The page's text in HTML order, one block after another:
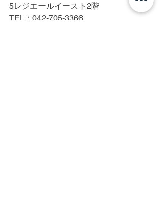
5レジエールイースト2階
TEL：042-705-3366